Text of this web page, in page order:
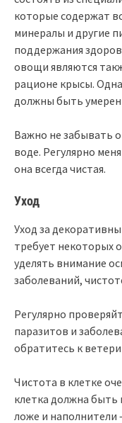
которые содержат
минералы и другие
поддержания
овощи являются
рационе крысы.
должны быть
Важно не забывать
воде. Регулярно
она всегда чистая.
Уход
Уход за
требует некоторых
уделять внимание
заболеваний,
Регулярно
паразитов и
обратитесь к
Чистота в клетке
клетка должна быть
ложе и наполнители